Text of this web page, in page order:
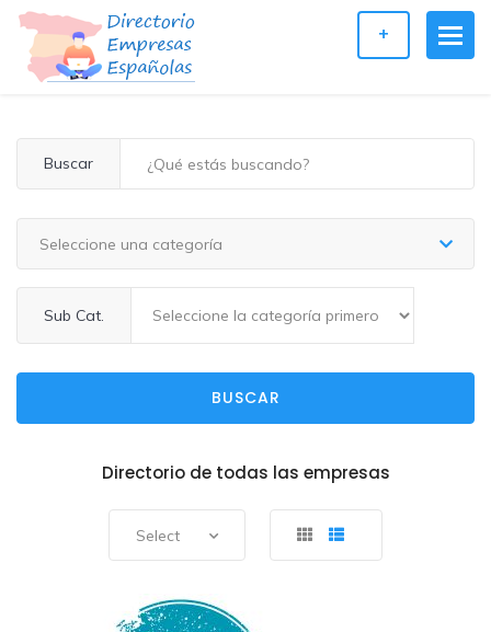
+
Buscar
Seleccione una categoría
Sub Cat.
BUSCAR
Directorio de todas las empresas
Select